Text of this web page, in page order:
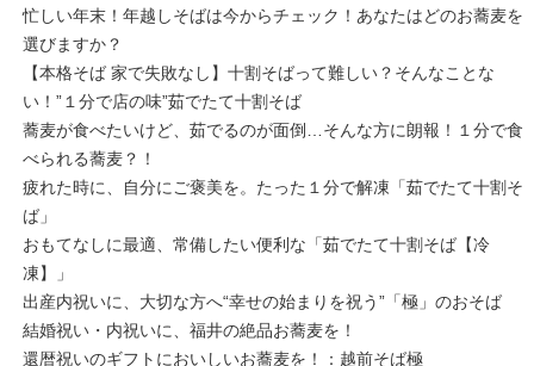
忙しい年末！年越しそばは今からチェック！あなたはどのお蕎麦を
選びますか？
【本格そば 家で失敗なし】十割そばって難しい？そんなことな
い！”１分で店の味”茹でたて十割そば
蕎麦が食べたいけど、茹でるのが面倒…そんな方に朗報！１分で食
べられる蕎麦？！
疲れた時に、自分にご褒美を。たった１分で解凍「茹でたて十割そ
ば」
おもてなしに最適、常備したい便利な「茹でたて十割そば【冷
凍】」
出産内祝いに、大切な方へ“幸せの始まりを祝う”「極」のおそば
結婚祝い・内祝いに、福井の絶品お蕎麦を！
還暦祝いのギフトにおいしいお蕎麦を！：越前そば極